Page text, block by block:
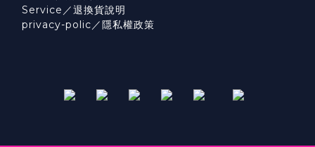
Service／退換貨說明
privacy-polic／隱私權政策